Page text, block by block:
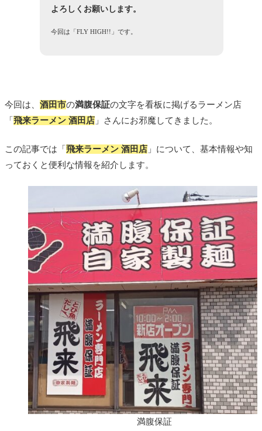
よろしくお願いします。
今回は「FLY HIGH!!」 です。
今回は、 酒田市の満腹保証の文字を看板に掲げるラーメン店
「 飛来ラーメン 酒田店 」さんにお邪魔してきました。
この記事では「 飛来ラーメン 酒田店 」について、基本情報や知
っておくと便利な情報を紹介します。
満腹保証